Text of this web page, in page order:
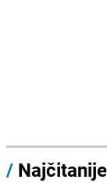
/ Najčitanije